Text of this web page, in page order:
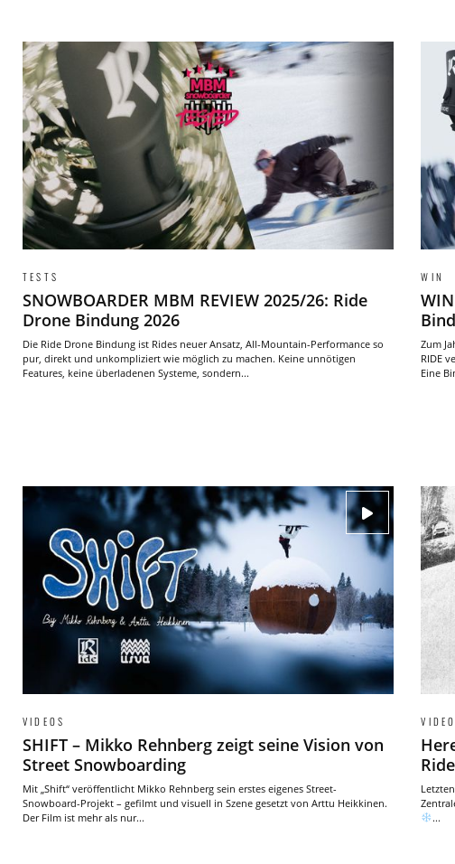
TESTS
SNOWBOARDER MBM REVIEW 2025/26: Ride
Drone Bindung 2026
Die Ride Drone Bindung ist Rides neuer Ansatz, All-Mountain-Performance so
pur, direkt und unkompliziert wie möglich zu machen. Keine unnötigen
Features, keine überladenen Systeme, sondern...
WIN
Zum
RIDE
Eine
VIDEOS
SHIFT – Mikko Rehnberg zeigt seine Vision von
Street Snowboarding
Mit „Shift“ veröffentlicht Mikko Rehnberg sein erstes eigenes Street-
Snowboard-Projekt – gefilmt und visuell in Szene gesetzt von Arttu Heikkinen.
Der Film ist mehr als nur...
...